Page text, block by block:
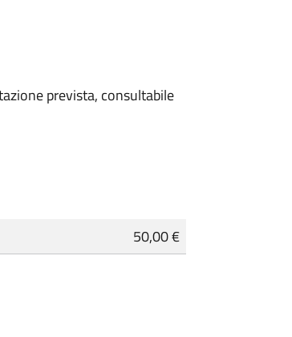
prevista, consultabile
50,00 €